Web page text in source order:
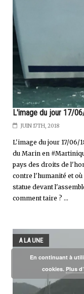
L'image du jour 17/
JUIN 17TH, 2018
L'image du jour 17/06/
du Marin en
pays des droits de
contre l'humanité et où
statue devant
comment taire ? ...
A LA UNE
En continuant à
cookies. Plus